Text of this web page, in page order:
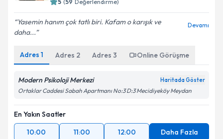
5 (59 Değerlendirme)
Yasemin hanım çok tatlı biri. Kafam o karışık ve
daha...
Devamı
Adres 1 Adres 2 Adres 3 Online Görüşme
Modern Psikoloji Merkezi Haritada Göster
Ortaklar Caddesi Sabah Apartmanı No:3 D:3 Mecidiyeköy Meydan
En Yakın Saatler
10:00
11:00 12:00 Daha Fazla